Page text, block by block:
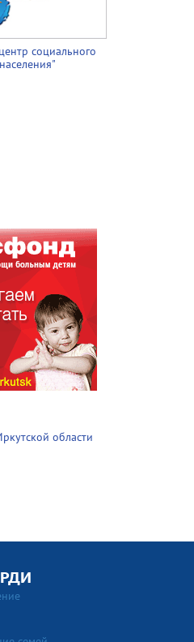
социального
области